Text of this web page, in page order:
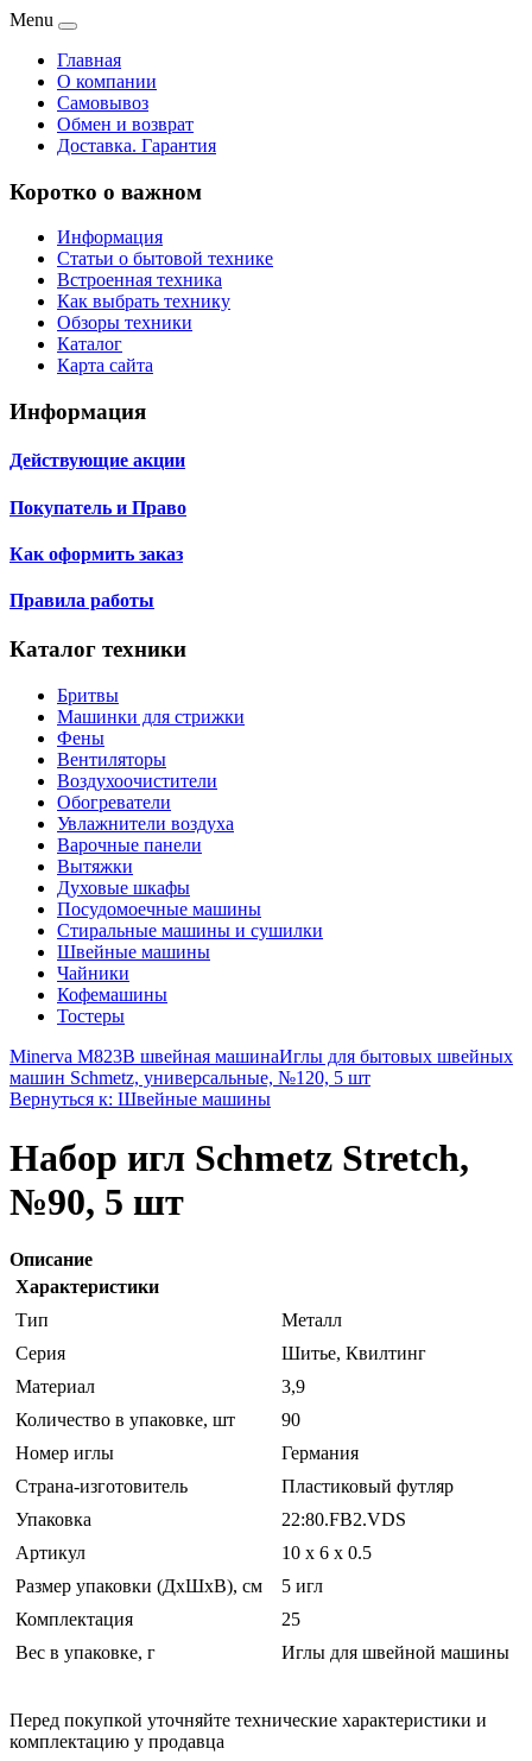
Menu
Главная
О компании
Самовывоз
Обмен и возврат
Доставка. Гарантия
Коротко о важном
Информация
Статьи о бытовой технике
Встроенная техника
Как выбрать технику
Обзоры техники
Каталог
Карта сайта
Информация
Действующие акции
Покупатель и Право
Как оформить заказ
Правила работы
Каталог техники
Бритвы
Машинки для стрижки
Фены
Вентиляторы
Воздухоочистители
Обогреватели
Увлажнители воздуха
Варочные панели
Вытяжки
Духовые шкафы
Посудомоечные машины
Стиральные машины и сушилки
Швейные машины
Чайники
Кофемашины
Тостеры
Minerva M823B швейная машинаИглы для бытовых швейных
машин Schmetz, универсальные, №120, 5 шт
Вернуться к: Швейные машины
Набор игл Schmetz Stretch,
№90, 5 шт
Описание
Характеристики
Тип
Металл
Серия
Шитье, Квилтинг
Материал
3,9
Количество в упаковке, шт
90
Номер иглы
Германия
Страна-изготовитель
Пластиковый футляр
Упаковка
22:80.FB2.VDS
Артикул
10 x 6 x 0.5
Размер упаковки (ДхШхВ), см
5 игл
Комплектация
25
Вес в упаковке, г
Иглы для швейной машины
Перед покупкой уточняйте технические характеристики и
комплектацию у продавца